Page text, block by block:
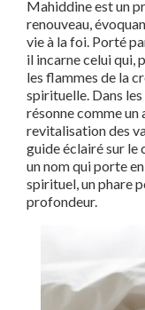
Mahiddine est un
renouveau,
vie à la foi. Porté
il incarne celui qui,
les flammes de la
spirituelle. Dans
résonne comme un
revitalisation des
guide éclairé sur le
un nom qui porte
spirituel, un phare
profondeur.